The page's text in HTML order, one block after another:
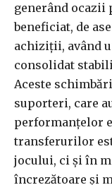
generând ocazii
beneficiat, de
achiziții, având
consolidat
Aceste
suporteri, care
performanțelor
transferurilor
jocului, ci și în
încrezătoare și